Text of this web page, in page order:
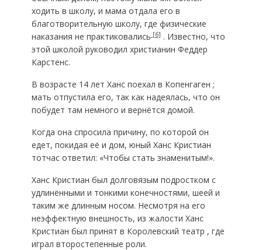
ходить в школу, и мама отдала его в
благотворительную школу, где физические
наказания не практиковались [6] . Известно, что
этой школой руководил христианин Феддер
Карстенс.
В возрасте 14 лет Ханс поехал в Копенгаген ;
мать отпустила его, так как надеялась, что он
побудет там немного и вернётся домой.
Когда она спросила причину, по которой он
едет, покидая её и дом, юный Ханс Кристиан
тотчас ответил: «Чтобы стать знаменитым!».
Ханс Кристиан был долговязым подростком с
удлинёнными и тонкими конечностями, шеей и
таким же длинным носом. Несмотря на его
неэффектную внешность, из жалости Ханс
Кристиан был принят в Королевский театр , где
играл второстепенные роли.